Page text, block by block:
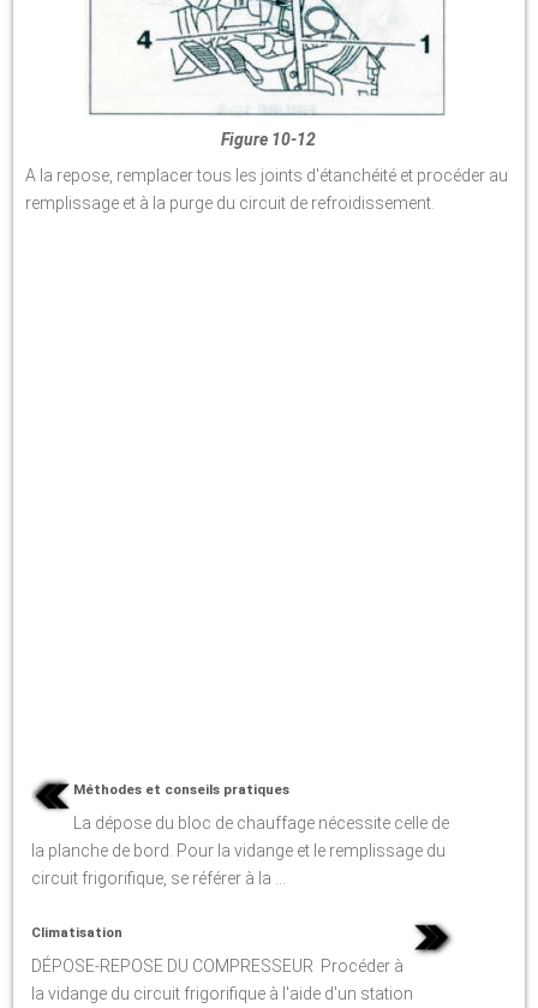
Figure 10-12
A la repose, remplacer tous les joints d'étanchéité et procéder au
remplissage et à la purge du circuit de refroidissement.
Méthodes et conseils pratiques
La dépose du bloc de chauffage nécessite celle de
la planche de bord. Pour la vidange et le remplissage du
circuit frigorifique, se référer à la ...
Climatisation
DÉPOSE-REPOSE DU COMPRESSEUR Procéder à
la vidange du circuit frigorifique à l'aide d'un station